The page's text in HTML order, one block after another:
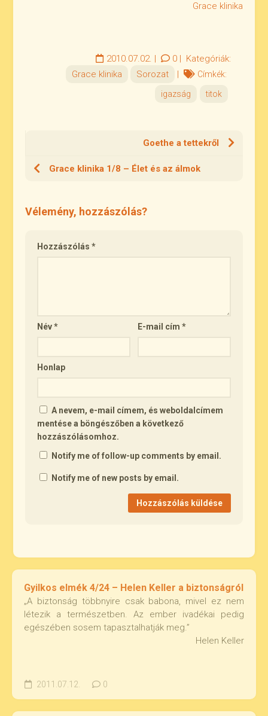
Grace klinika
2010.07.02. | 0| Kategóriák:
Grace klinika
Sorozat | Címkék:
igazság titok
Goethe a tettekről
Grace klinika 1/8 – Élet és az álmok
Vélemény, hozzászólás?
Hozzászólás*
Név* E-mail cím*
Honlap
A nevem, e-mail címem, és weboldalcímem
mentése a böngészőben a következő
hozzászólásomhoz.
Notify me of follow-up comments by email.
Notify me of new posts by email.
Gyilkos elmék 4/24 – Helen Keller a biztonságról
„A biztonság többnyire csak babona, mivel ez nem
létezik a természetben. Az ember ivadékai pedig
egészében sosem tapasztalhatják meg.”
Helen Keller
2011.07.12. 0